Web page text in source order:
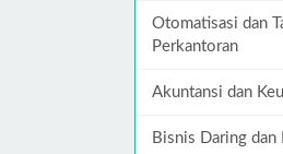
Otomatisasi dan
Perkantoran
Akuntansi dan
Bisnis Daring dan